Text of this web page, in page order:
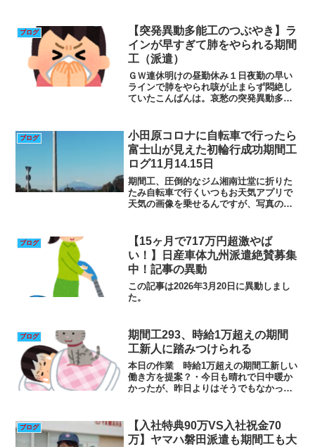
工・組立 #土日休み #50代活躍中...
ブログ
【突発異動多能工のつぶやき】ラ
インが早すぎて肺をやられる期間
工（派遣）
ＧＷ連休明けの昼勤休み１日夜勤の早い
ラインで肺をやられ咳が止まらず悶絶し
ていたこんばんは。哀愁の突発異動多能
勤の連勤でラインがすごく早くて肺をや
られて咳き込みながら作業...
ブログ
小田原コロナに自転車で行ったら
富士山が見えた初輪行成功期間工
ログ11月14.15日
期間工、圧倒的なジム湘南辻堂に折りた
たみ自転車で行くいつもお天気アプリで
天気の画像を乗せるんですが、写真の通
行きました。その距離18キロ（笑）湘南
は道がよくて難なく行け...
ブログ
【15ヶ月で717万円超激やば
い！】日産車体九州派遣絶賛募集
中！記事の異動
この記事は2026年3月20日に異動しまし
た。
ブログ
期間工293、時給1万超えの期間
工新人に踏みつけられる
本日の作業 時給1万超えの期間工新しい
働き方を提案？・今日も晴れで日中暖か
かったが、昨日よりはそうでもなかっ
けられる。・40分くらいかけていつもや
っている作業の箱の定位...
ブログ
【入社特典90万VS入社祝金70
万】ヤマハ磐田派遣も期間工も大